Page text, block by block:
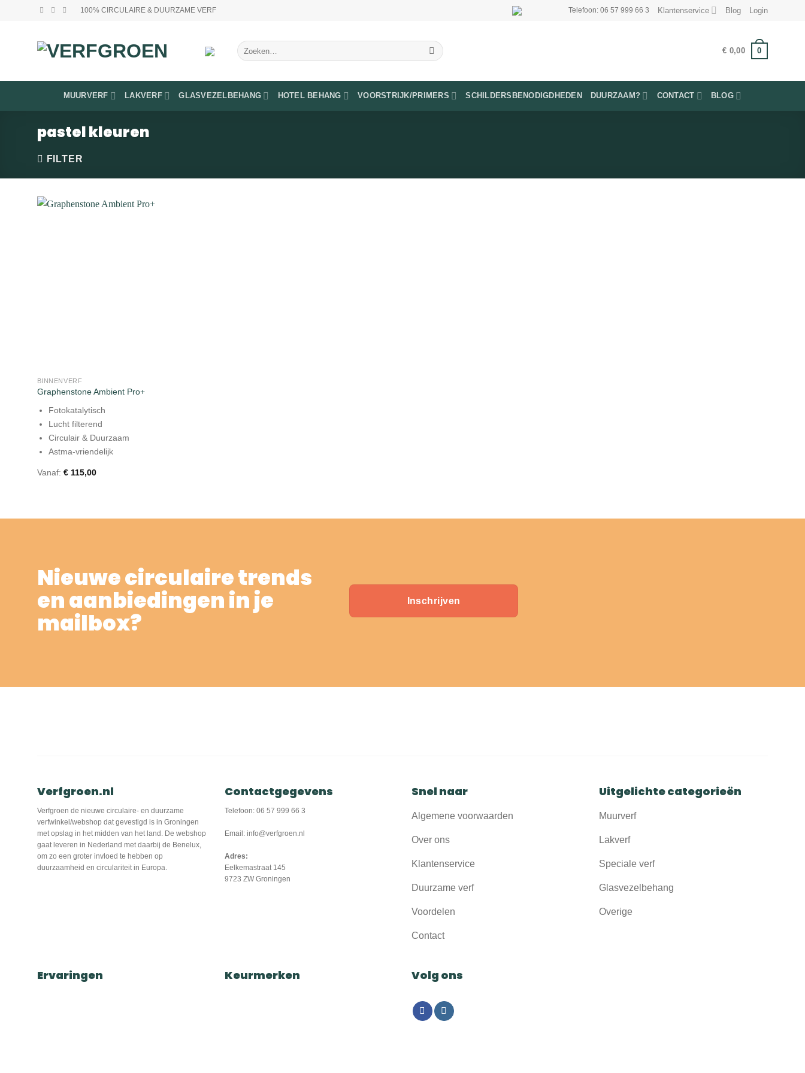
100% CIRCULAIRE & DUURZAME VERF Telefoon: 06 57 999 66 3 Klantenservice Blog Login
Zoeken
naar:
€ 0,00 0
MUURVERF LAKVERF GLASVEZELBEHANG HOTEL BEHANG VOORSTRIJK/PRIMERS SCHILDERSBENODIGDHEDEN DUURZAAM? CONTACT BLOG
pastel kleuren
FILTER
BINNENVERF
Graphenstone Ambient Pro+
Fotokatalytisch
Lucht filterend
Circulair & Duurzaam
Astma-vriendelijk
Vanaf: €115,00
Nieuwe circulaire trends
en aanbiedingen in je
mailbox?
Inschrijven
Verfgroen.nl
Verfgroen de nieuwe circulaire- en duurzame
verfwinkel/webshop dat gevestigd is in Groningen
met opslag in het midden van het land. De webshop
gaat leveren in Nederland met daarbij de Benelux,
om zo een groter invloed te hebben op
duurzaamheid en circulariteit in Europa.
Contactgegevens
Telefoon: 06 57 999 66 3
Email: info@verfgroen.nl
Adres:
Eelkemastraat 145
9723 ZW Groningen
Snel naar
Algemene voorwaarden
Over ons
Klantenservice
Duurzame verf
Voordelen
Contact
Uitgelichte categorieën
Muurverf
Lakverf
Speciale verf
Glasvezelbehang
Overige
Ervaringen Keurmerken Volg ons